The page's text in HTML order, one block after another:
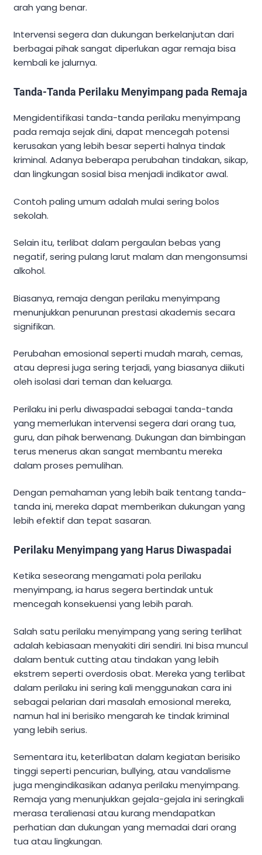
arah yang benar.
Intervensi segera dan dukungan berkelanjutan dari
berbagai pihak sangat diperlukan agar remaja bisa
kembali ke jalurnya.
Tanda-Tanda Perilaku Menyimpang pada Remaja
Mengidentifikasi tanda-tanda perilaku menyimpang
pada remaja sejak dini, dapat mencegah potensi
kerusakan yang lebih besar seperti halnya tindak
kriminal. Adanya beberapa perubahan tindakan, sikap,
dan lingkungan sosial bisa menjadi indikator awal.
Contoh paling umum adalah mulai sering bolos
sekolah.
Selain itu, terlibat dalam pergaulan bebas yang
negatif, sering pulang larut malam dan mengonsumsi
alkohol.
Biasanya, remaja dengan perilaku menyimpang
menunjukkan penurunan prestasi akademis secara
signifikan.
Perubahan emosional seperti mudah marah, cemas,
atau depresi juga sering terjadi, yang biasanya diikuti
oleh isolasi dari teman dan keluarga.
Perilaku ini perlu diwaspadai sebagai tanda-tanda
yang memerlukan intervensi segera dari orang tua,
guru, dan pihak berwenang. Dukungan dan bimbingan
terus menerus akan sangat membantu mereka
dalam proses pemulihan.
Dengan pemahaman yang lebih baik tentang tanda-
tanda ini, mereka dapat memberikan dukungan yang
lebih efektif dan tepat sasaran.
Perilaku Menyimpang yang Harus Diwaspadai
Ketika seseorang mengamati pola perilaku
menyimpang, ia harus segera bertindak untuk
mencegah konsekuensi yang lebih parah.
Salah satu perilaku menyimpang yang sering terlihat
adalah kebiasaan menyakiti diri sendiri. Ini bisa muncul
dalam bentuk cutting atau tindakan yang lebih
ekstrem seperti overdosis obat. Mereka yang terlibat
dalam perilaku ini sering kali menggunakan cara ini
sebagai pelarian dari masalah emosional mereka,
namun hal ini berisiko mengarah ke tindak kriminal
yang lebih serius.
Sementara itu, keterlibatan dalam kegiatan berisiko
tinggi seperti pencurian, bullying, atau vandalisme
juga mengindikasikan adanya perilaku menyimpang.
Remaja yang menunjukkan gejala-gejala ini seringkali
merasa teralienasi atau kurang mendapatkan
perhatian dan dukungan yang memadai dari orang
tua atau lingkungan.